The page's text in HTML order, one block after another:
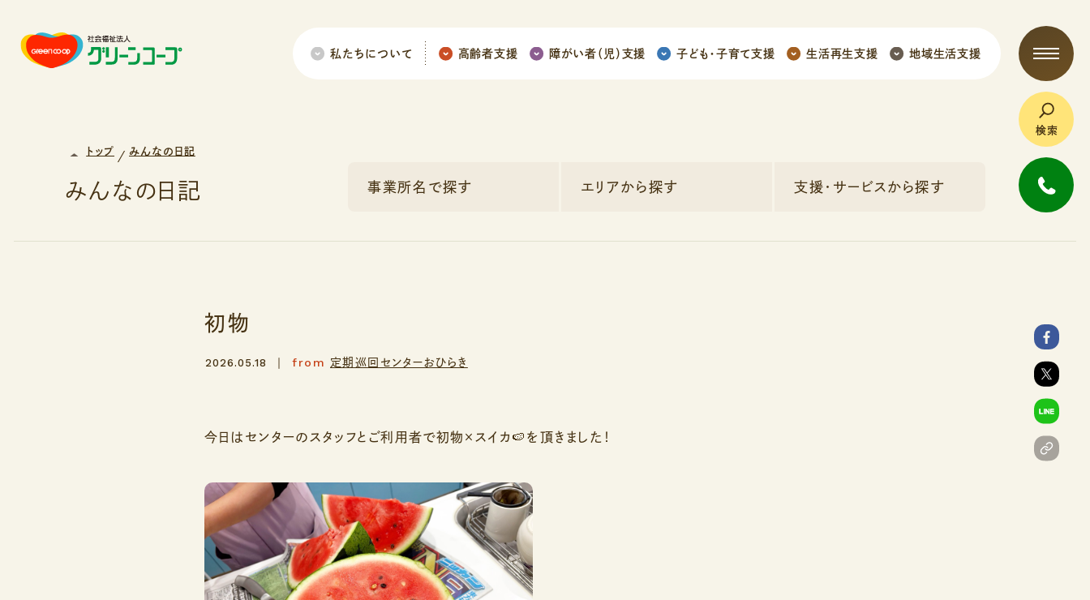
私たちについて 高齢者支援 障がい者（児）支援 子ども ・ 子育て支援 生活再生支援 地域生活支援
検索
トップ
みんなの日記
みんなの日記 事業所名で探す エリアから探す 支援・サービスから探す
初物
2026.05.18 from 定期巡回センターおひらき
今日はセンターのスタッフとご利用者で初物×スイカ🍉を頂きました！